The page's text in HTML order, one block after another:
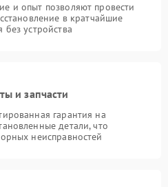
и опыт позволяют провести
в кратчайшие
устройства
и запчасти
гарантия на
детали, что
неисправностей